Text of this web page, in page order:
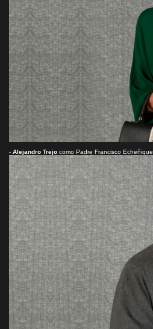
- Alejandro Trejo como Padre Francisco Echeñique